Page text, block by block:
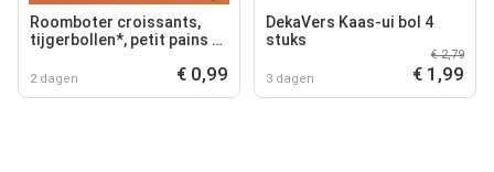
Roomboter croissants,
tijgerbollen*, petit pains of
2 dagen € 0,99
DekaVers Kaas-ui bol 4
stuks
3 dagen
€ 2,79
€ 1,99